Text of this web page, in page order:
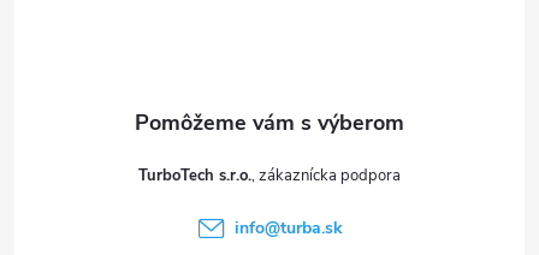
TurboTech s.r.o.
info@turba.sk